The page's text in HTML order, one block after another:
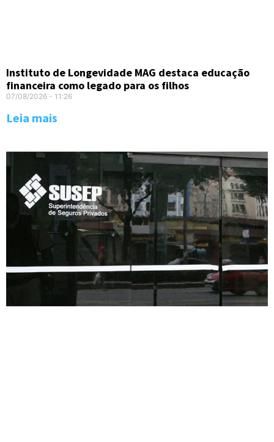
Instituto de Longevidade MAG destaca educação
financeira como legado para os filhos
07/08/2026 11:26
Leia mais